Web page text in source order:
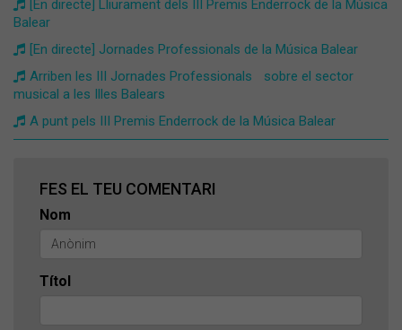
[En directe] Lliurament dels III Premis Enderrock de la Música
Balear
[En directe] Jornades Professionals de la Música Balear
Arriben les III Jornades Professionals sobre el sector
musical a les Illes Balears
A punt pels III Premis Enderrock de la Música Balear
FES EL TEU COMENTARI
Nom
Títol